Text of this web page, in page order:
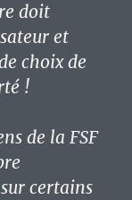
doit
et
choix de
!
de la FSF
certains